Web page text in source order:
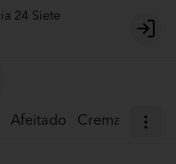
Afeitado Crema